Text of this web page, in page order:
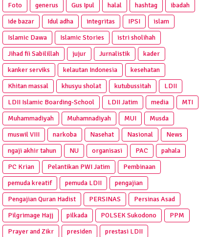
Foto
generus Gus Ipul halal hashtag
ibadah
ide bazar
Idul adha integritas IPSI
islam
Islamic Dawa
Islamic Stories
istri sholihah
Jihad fii Sabilillah
jujur Jurnalistik
kader
kanker serviks
kelautan Indonesia
kesehatan
Khitan massal
khusyu sholat kutubussitah
LDII
LDII Islamic Boarding-School
LDII Jatim media
MTI
Muhammadiyah
Muhamnadiyah MUI
Musda
muswil VIII
narkoba Nasehat Nasional
News
ngaji akhir tahun
NU organisasi PAC
pahala
PC Krian
Pelantikan PWI Jatim
Pembinaan
pemuda kreatif
pemuda LDII
pengajian
Pengajian Quran Hadist
PERSINAS
Persinas Asad
Pilgrimage Hajj
pilkada POLSEK Sukodono
PPM
Prayer and Zikr
presiden
prestasi LDII